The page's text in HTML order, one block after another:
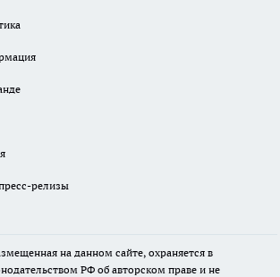
релизы
на данном сайте, охраняется в
РФ об авторском праве и не